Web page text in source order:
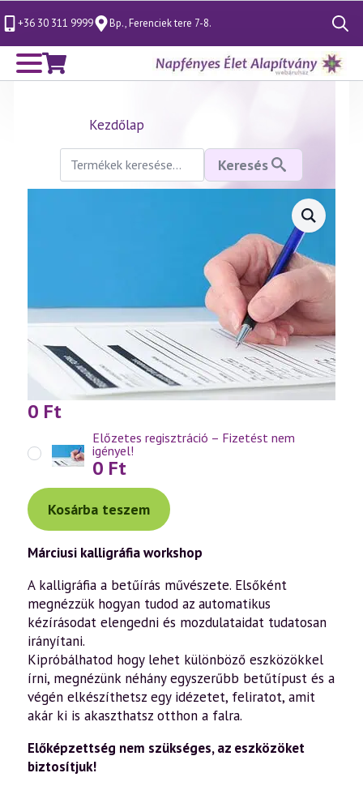
+36 30 311 9999 Bp., Ferenciek tere 7-8.
Search
for:
Kezdőlap
Keresés
következőre:
Keresés
0 Ft
Előzetes regisztráció – Fizetést nem
igényel!
0 Ft
Kosárba teszem
Márciusi kalligráfia workshop
A kalligráfia a betűírás művészete. Elsőként
megnézzük hogyan tudod az automatikus
kézírásodat elengedni és mozdulataidat tudatosan
irányítani.
Kipróbálhatod hogy lehet különböző eszközökkel
írni, megnézünk néhány egyszerűbb betűtípust és a
végén elkészíthetsz egy idézetet, feliratot, amit
akár ki is akaszthatsz otthon a falra.
Előképzettség nem szükséges, az eszközöket
biztosítjuk!